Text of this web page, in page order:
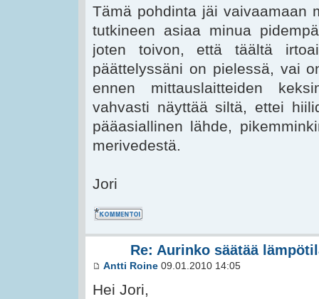
Tämä pohdinta jäi vaivaamaan
tutkineen asiaa minua
joten toivon, että täältä
päättelyssäni on pielessä, vai
ennen mittauslaitteiden
vahvasti näyttää siltä, ettei
pääasiallinen lähde,
merivedestä.
Jori
Kommentoi
Re: Aurinko säätää
Antti Roine 09.01.2010 14:05
Hei Jori,